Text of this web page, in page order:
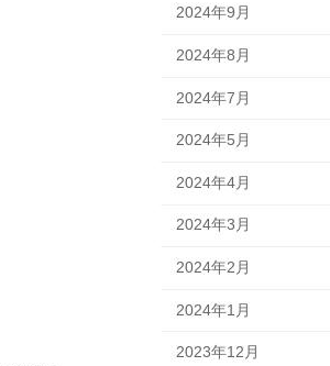
2024年9月
2024年8月
2024年7月
2024年5月
2024年4月
2024年3月
2024年2月
2024年1月
2023年12月